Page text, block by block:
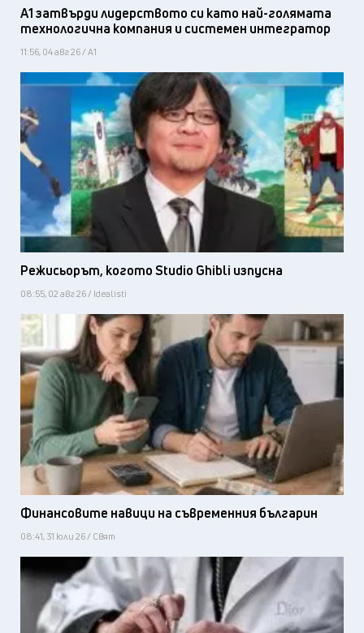
А1 затвърди лидерството си като най-голямата
технологична компания и системен интегратор
11:56, 04 авг 26 / А1
Режисьорът, когото Studio Ghibli изпусна
08:55, 02 авг 26 / Idealisti
Финансовите навици на съвременния българин
08:41, 31 юли 26 / Свят